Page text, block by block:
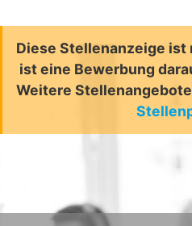
Diese Stellenanzeige ist
ist eine Bewerbung
Weitere